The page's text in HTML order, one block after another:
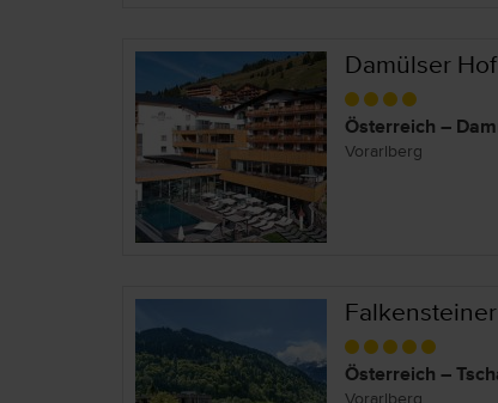
Damülser Hof
Österreich –
Vorarlberg
Österreich –
Vorarlberg